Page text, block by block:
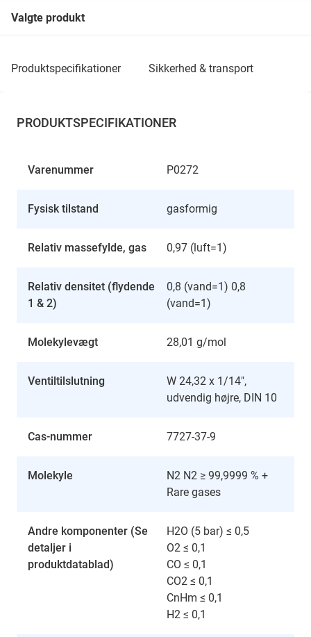
Valgte produkt
produktspecifikationer sikkerhed & transport
PRODUKTSPECIFIKATIONER
Varenummer P0272
Fysisk tilstand gasformig
Relativ massefylde, gas 0,97 (luft=1)
Relativ densitet (flydende
1 & 2)
0,8 (vand=1) 0,8
(vand=1)
Molekylevægt 28,01 g/mol
Ventiltilslutning
W 24,32 x 1/14",
udvendig højre, DIN 10
Cas-nummer 7727-37-9
Molekyle
N2 N2 ≥ 99,9999 % +
Rare gases
Andre komponenter (Se
detaljer i
produktdatablad)
H2O (5 bar) ≤ 0,5
O2 ≤ 0,1
CO ≤ 0,1
CO2 ≤ 0,1
CnHm ≤ 0,1
H2 ≤ 0,1